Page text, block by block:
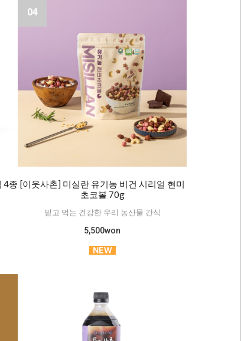
4종
04
[이웃사촌] 미실란 유기농 비건 시리얼 현미
초코볼 70g
믿고 먹는 건강한 우리 농산물 간식
5,500won